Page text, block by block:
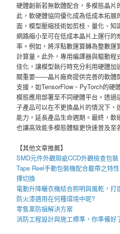
硬體創新若無軟體配合，多模態晶片
此，軟硬體協同優化成為低成本拓展
面，模型壓縮技術如剪枝、量化、
網路縮小至可在低成本晶片上運行的
率。例如，將浮點數運算轉為整數
計算量。此外，專用編譯器與驅動
佳化，讓模型執行時充分利用硬體加
關重要——晶片廠商提供完善的軟體
支援，如TensorFlow、PyTorch的硬
模態應用部署至不同硬體平台。透
子產品可以在不更換晶片的情況下，
能力，延長產品生命週期。最終，軟
也讓高效能多模態體驗更快速普及至
【其他文章推薦】
SMD元件外觀瑕疵CCD外觀檢查包裝
Tape Reel手動包裝機配合載帶之特
擇切換
電動升降曬衣機結合照明與風乾，打
防火漆適用在何種環境中呢?
零售業防損解決方案
消防工程設計與施工標準，你準備好